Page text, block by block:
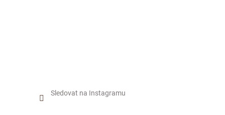
Sledovat na Instagramu